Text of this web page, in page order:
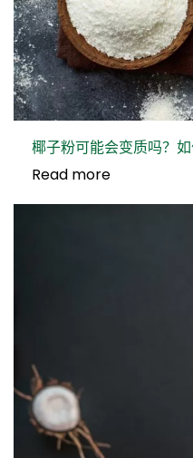
椰子粉可能会变质吗？
Read more